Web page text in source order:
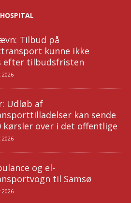
Tilbud på
kunne ikke
efter tilbudsfristen
2026
Udløb af
kan sende
kørsler over i det offentlige
2026
og el-
til Samsø
2026